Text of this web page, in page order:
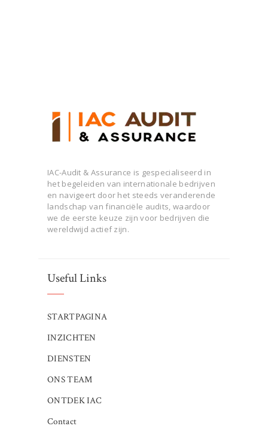
IAC-Audit & Assurance is gespecialiseerd in
het begeleiden van internationale bedrijven
en navigeert door het steeds veranderende
landschap van financiële audits, waardoor
we de eerste keuze zijn voor bedrijven die
wereldwijd actief zijn.
Useful Links
STARTPAGINA
INZICHTEN
DIENSTEN
ONS TEAM
ONTDEK IAC
Contact